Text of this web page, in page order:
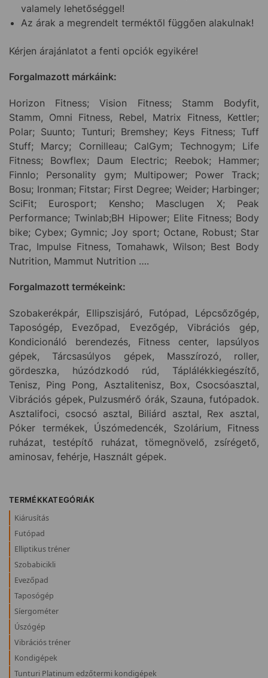
valamely lehetőséggel!
Az árak a megrendelt terméktől függően alakulnak!
Kérjen árajánlatot a fenti opciók egyikére!
Forgalmazott márkáink:
Horizon Fitness; Vision Fitness; Stamm Bodyfit,
Stamm, Omni Fitness, Rebel, Matrix Fitness, Kettler;
Polar; Suunto; Tunturi; Bremshey; Keys Fitness; Tuff
Stuff; Marcy; Cornilleau; CalGym; Technogym; Life
Fitness; Bowflex; Daum Electric; Reebok; Hammer;
Finnlo; Personality gym; Multipower; Power Track;
Bosu; Ironman; Fitstar; First Degree; Weider; Harbinger;
SciFit; Eurosport; Kensho; Masclugen X; Peak
Performance; Twinlab;BH Hipower; Elite Fitness; Body
bike; Cybex; Gymnic; Joy sport; Octane, Robust; Star
Trac, Impulse Fitness, Tomahawk, Wilson; Best Body
Nutrition, Mammut Nutrition ….
Forgalmazott termékeink:
Szobakerékpár, Ellipszisjáró, Futópad, Lépcsőzőgép,
Taposógép, Evezőpad, Evezőgép, Vibrációs gép,
Kondicionáló berendezés, Fitness center, lapsúlyos
gépek, Tárcsasúlyos gépek, Masszírozó, roller,
gördeszka, húzódzkodó rúd, Táplálékkiegészítő,
Tenisz, Ping Pong, Asztalitenisz, Box, Csocsóasztal,
Vibrációs gépek, Pulzusmérő órák, Szauna, futópadok.
Asztalifoci, csocsó asztal, Biliárd asztal, Rex asztal,
Póker termékek, Úszómedencék, Szolárium, Fitness
ruházat, testépítő ruházat, tömegnövelő, zsírégető,
aminosav, fehérje, Használt gépek.
TERMÉKKATEGÓRIÁK
Kiárusítás
Futópad
Elliptikus tréner
Szobabicikli
Evezőpad
Taposógép
Síergométer
Úszógép
Vibrációs tréner
Kondigépek
Tunturi Platinum edzőtermi kondigépek